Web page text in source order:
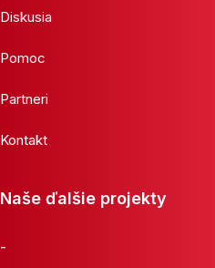
Diskusia
Pomoc
Partneri
Kontakt
Naše ďalšie projekty
-